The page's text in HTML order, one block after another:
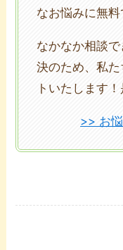
なお悩みに無料
なかなか相談
決のため、私
トいたします
>> お